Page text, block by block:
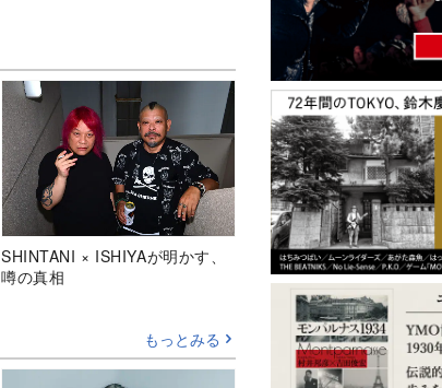
SHINTANI × ISHIYAが明かす、
噂の真相
もっとみる